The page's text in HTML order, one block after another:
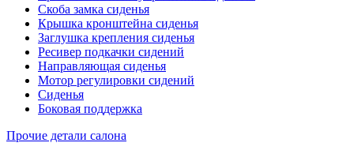
Скоба замка сиденья
Крышка кронштейна сиденья
Заглушка крепления сиденья
Ресивер подкачки сидений
Направляющая сиденья
Мотор регулировки сидений
Сиденья
Боковая поддержка
Прочие детали салона